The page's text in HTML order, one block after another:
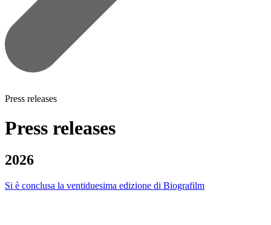
Press releases
Press releases
2026
Si è conclusa la ventiduesima edizione di Biografilm